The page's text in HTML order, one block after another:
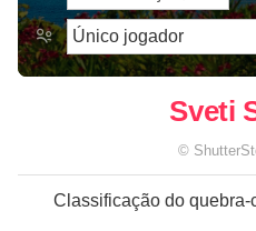
Sveti
©
Classificação do quebra-